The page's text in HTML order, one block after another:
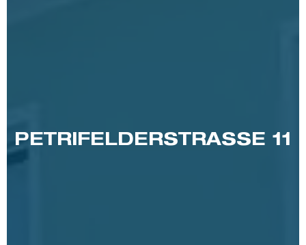
PETRIFELDERSTRASSE 11